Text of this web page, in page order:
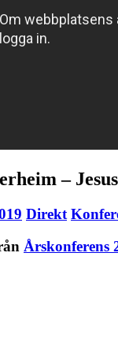
–
Direkt
Årskonferens